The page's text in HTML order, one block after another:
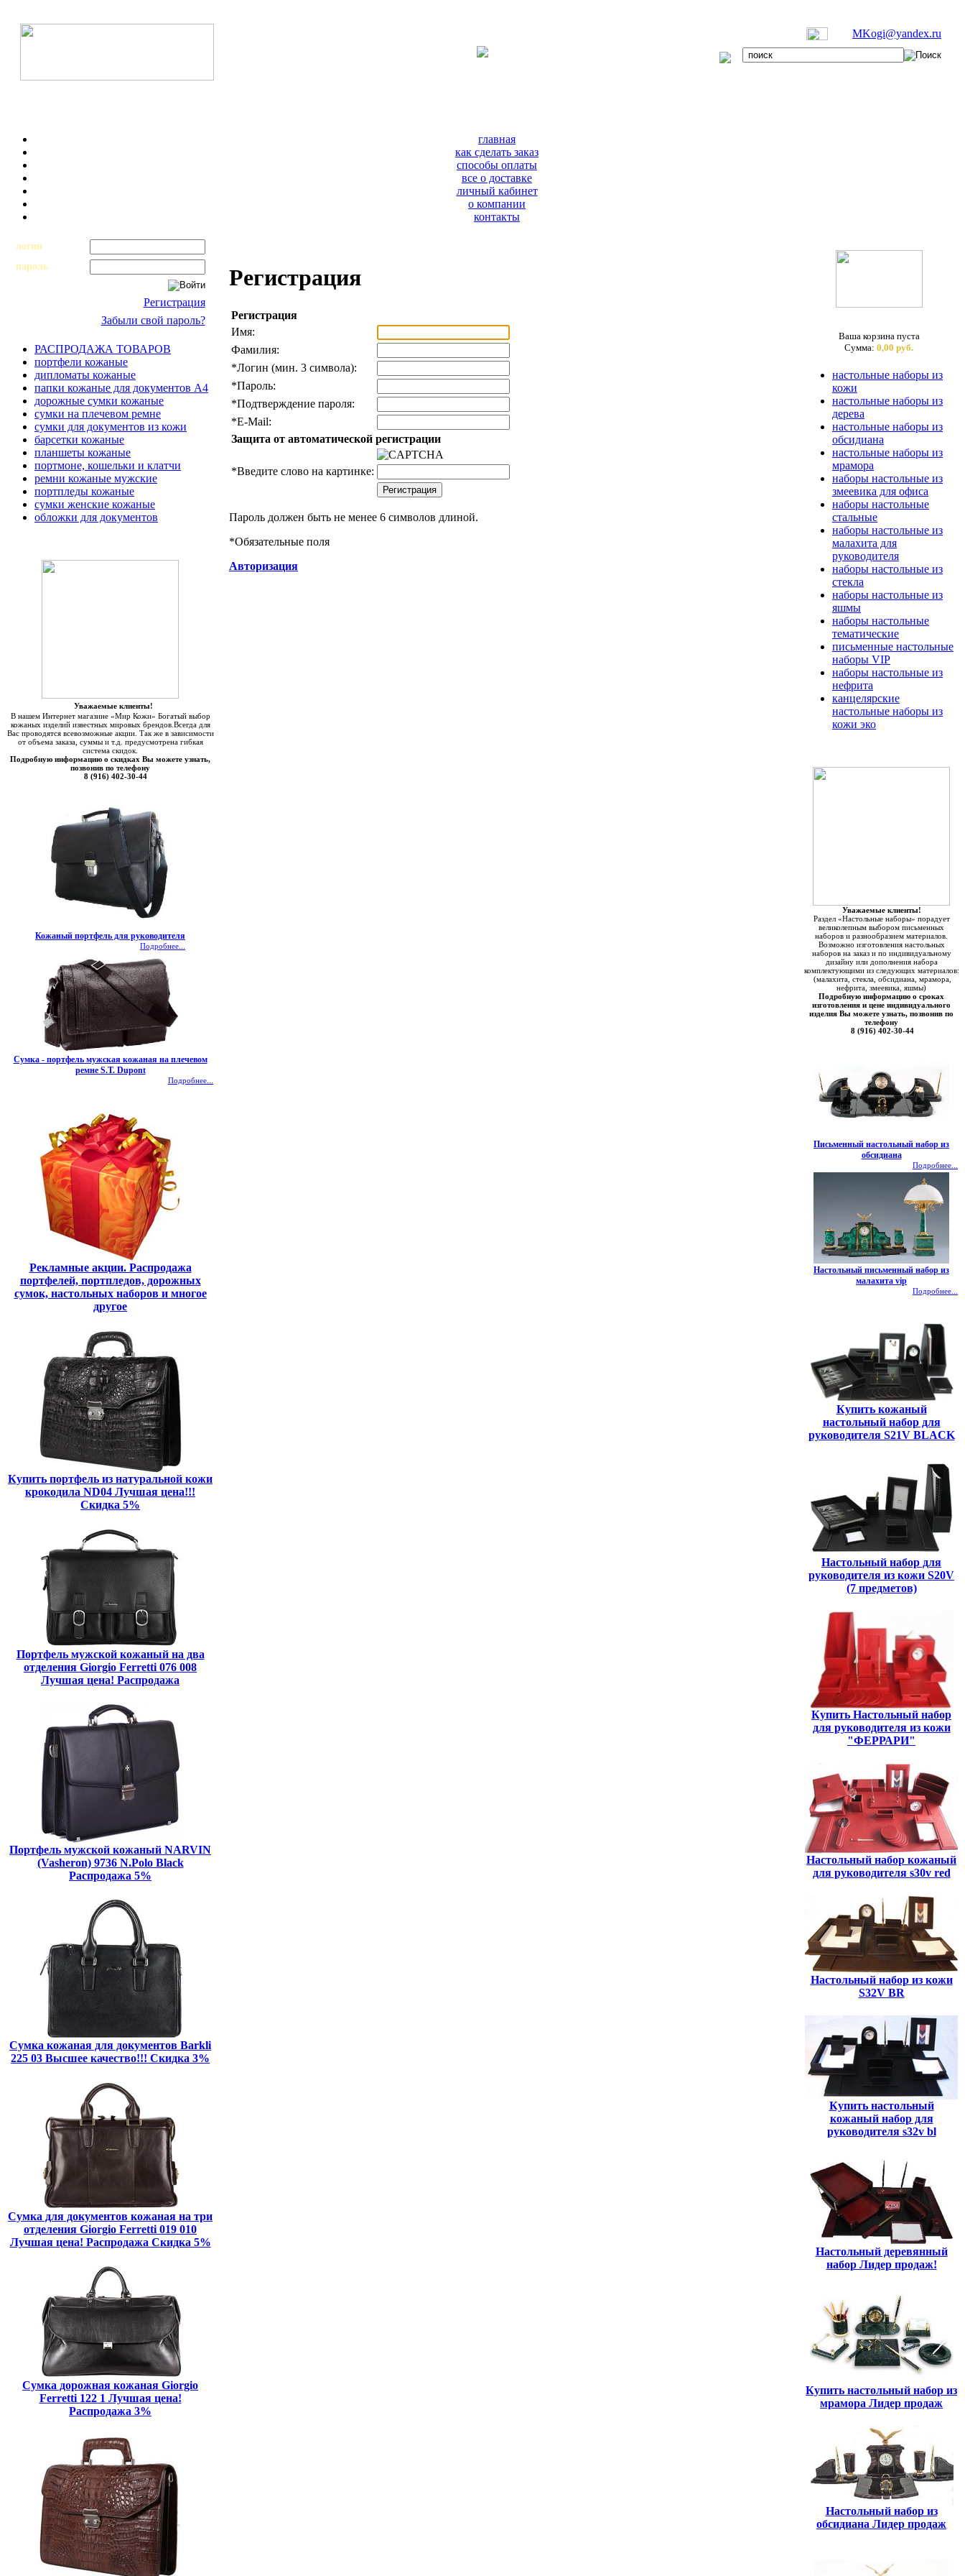
MKogi@yandex.ru
главная
как сделать заказ
способы оплаты
все о доставке
личный кабинет
о компании
контакты
логин
пароль
Регистрация
Забыли свой пароль?
РАСПРОДАЖА ТОВАРОВ
портфели кожаные
дипломаты кожаные
папки кожаные для документов А4
дорожные сумки кожаные
сумки на плечевом ремне
сумки для документов из кожи
барсетки кожаные
планшеты кожаные
портмоне, кошельки и клатчи
ремни кожаные мужские
портпледы кожаные
сумки женские кожаные
обложки для документов
Уважаемые клиенты!
В нашем Интернет магазине «Мир Кожи» Богатый выбор
кожаных изделий известных мировых брендов.Всегда для
Вас проводятся всевозможные акции. Так же в зависимости
от объема заказа, суммы и т.д. предусмотрена гибкая
система скидок.
Подробную информацию о скидках Вы можете узнать,
позвонив по телефону
8 (916) 402-30-44
Кожаный портфель для руководителя
Подробнее...
Сумка - портфель мужская кожаная на плечевом
ремне S.T. Dupont
Подробнее...
Рекламные акции. Распродажа
портфелей, портпледов, дорожных
сумок, настольных наборов и многое
другое
Купить портфель из натуральной кожи
крокодила ND04 Лучшая цена!!!
Скидка 5%
Портфель мужской кожаный на два
отделения Giorgio Ferretti 076 008
Лучшая цена! Распродажа
Портфель мужской кожаный NARVIN
(Vasheron) 9736 N.Polo Black
Распродажа 5%
Сумка кожаная для документов Barkli
225 03 Высшее качество!!! Скидка 3%
Сумка для документов кожаная на три
отделения Giorgio Ferretti 019 010
Лучшая цена! Распродажа Скидка 5%
Сумка дорожная кожаная Giorgio
Ferretti 122 1 Лучшая цена!
Распродажа 3%
Регистрация
Регистрация
Имя:
Фамилия:
*Логин (мин. 3 символа):
*Пароль:
*Подтверждение пароля:
*E-Mail:
Защита от автоматической регистрации
*Введите слово на картинке:
Пароль должен быть не менее 6 символов длиной.
*Обязательные поля
Авторизация
Ваша корзина пуста
Сумма: 0,00 руб.
настольные наборы из
кожи
настольные наборы из
дерева
настольные наборы из
обсидиана
настольные наборы из
мрамора
наборы настольные из
змеевика для офиса
наборы настольные
стальные
наборы настольные из
малахита для
руководителя
наборы настольные из
стекла
наборы настольные из
яшмы
наборы настольные
тематические
письменные настольные
наборы VIP
наборы настольные из
нефрита
канцелярские
настольные наборы из
кожи эко
Уважаемые клиенты!
Раздел «Настольные наборы» порадует
великолепным выбором письменных
наборов и разнообразием материалов.
Возможно изготовления настольных
наборов на заказ и по индивидуальному
дизайну или дополнения набора
комплектующими из следующих материалов:
(малахита, стекла, обсидиана, мрамора,
нефрита, змеевика, яшмы)
Подробную информацию о сроках
изготовления и цене индивидуального
изделия Вы можете узнать, позвонив по
телефону
8 (916) 402-30-44
Письменный настольный набор из
обсидиана
Подробнее...
Настольный письменный набор из
малахита vip
Подробнее...
Купить кожаный
настольный набор для
руководителя S21V BLACK
Настольный набор для
руководителя из кожи S20V
(7 предметов)
Купить Настольный набор
для руководителя из кожи
"ФЕРРАРИ"
Настольный набор кожаный
для руководителя s30v red
Настольный набор из кожи
S32V BR
Купить настольный
кожаный набор для
руководителя s32v bl
Настольный деревянный
набор Лидер продаж!
Купить настольный набор из
мрамора Лидер продаж
Настольный набор из
обсидиана Лидер продаж